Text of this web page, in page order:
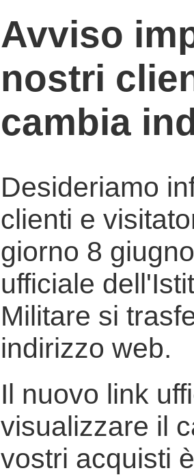
Avviso
nostri
cambia
Desideriamo
clienti e
giorno 8
ufficiale
Militare si
indirizzo web.
Il nuovo link
visualizzare il
vostri acquisti